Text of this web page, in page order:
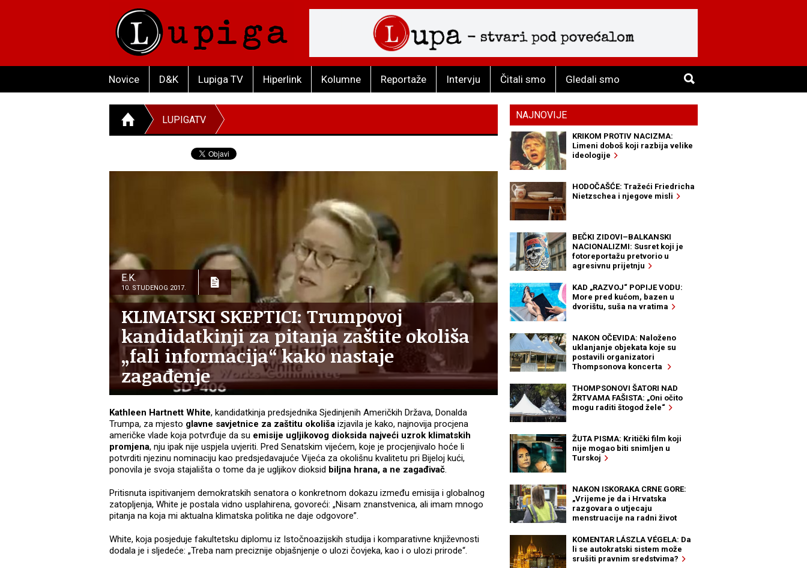
Novice D&K Lupiga TV Hiperlink Kolumne Reportaže Intervju Čitali smo Gledali smo
LUPIGATV
E.K.
10. STUDENOG 2017.
KLIMATSKI SKEPTICI: Trumpovoj
kandidatkinji za pitanja zaštite okoliša
„fali informacija“ kako nastaje
zagađenje
Kathleen Hartnett White, kandidatkinja predsjednika Sjedinjenih Američkih Država, Donalda
Trumpa, za mjesto glavne savjetnice za zaštitu okoliša izjavila je kako, najnovija procjena
američke vlade koja potvrđuje da su emisije ugljikovog dioksida najveći uzrok klimatskih
promjena, nju ipak nije uspjela uvjeriti. Pred Senatskim vijećem, koje je procjenjivalo hoće li
potvrditi njezinu nominaciju kao predsjedavajuće Vijeća za okolišnu kvalitetu pri Bijeloj kući,
ponovila je svoja stajališta o tome da je ugljikov dioksid biljna hrana, a ne zagađivač.
Pritisnuta ispitivanjem demokratskih senatora o konkretnom dokazu između emisija i globalnog
zatopljenja, White je postala vidno usplahirena, govoreći: „Nisam znanstvenica, ali imam mnogo
pitanja na koja mi aktualna klimatska politika ne daje odgovore”.
White, koja posjeduje fakultetsku diplomu iz Istočnoazijskih studija i komparativne književnosti
dodala je i sljedeće: „Treba nam preciznije objašnjenje o ulozi čovjeka, kao i o ulozi prirode“.
NAJNOVIJE
KRIKOM PROTIV NACIZMA:
Limeni doboš koji razbija velike
ideologije
HODOČAŠĆE: Tražeći Friedricha
Nietzschea i njegove misli
BEČKI ZIDOVI–BALKANSKI
NACIONALIZMI: Susret koji je
fotoreportažu pretvorio u
agresivnu prijetnju
KAD „RAZVOJ“ POPIJE VODU:
More pred kućom, bazen u
dvorištu, suša na vratima
NAKON OČEVIDA: Naloženo
uklanjanje objekata koje su
postavili organizatori
Thompsonova koncerta
THOMPSONOVI ŠATORI NAD
ŽRTVAMA FAŠISTA: „Oni očito
mogu raditi štogod žele“
ŽUTA PISMA: Kritički film koji
nije mogao biti snimljen u
Turskoj
NAKON ISKORAKA CRNE GORE:
„Vrijeme je da i Hrvatska
razgovara o utjecaju
menstruacije na radni život
KOMENTAR LÁSZLA VÉGELA: Da
li se autokratski sistem može
srušiti pravnim sredstvima?